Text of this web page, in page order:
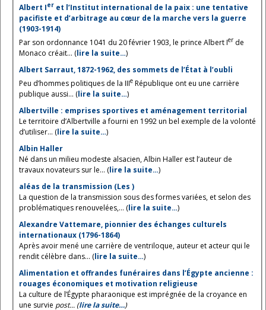
Albert Ier et l’Institut international de la paix : une tentative
pacifiste et d’arbitrage au cœur de la marche vers la guerre
(1903-1914)
Par son ordonnance 1041 du 20 février 1903, le prince Albert Ierde
Monaco créait... (lire la suite…)
Albert Sarraut, 1872-1962, des sommets de l’État à l’oubli
Peu d’hommes politiques de la IIIe République ont eu une carrière
publique aussi... (lire la suite…)
Albertville : emprises sportives et aménagement territorial
Le territoire d’Albertville a fourni en 1992 un bel exemple de la volonté
d’utiliser... (lire la suite…)
Albin Haller
Né dans un milieu modeste alsacien, Albin Haller est l’auteur de
travaux novateurs sur le... (lire la suite…)
aléas de la transmission (Les )
La question de la transmission sous des formes variées, et selon des
problématiques renouvelées,... (lire la suite…)
Alexandre Vattemare, pionnier des échanges culturels
internationaux (1796-1864)
Après avoir mené une carrière de ventriloque, auteur et acteur qui le
rendit célèbre dans... (lire la suite…)
Alimentation et offrandes funéraires dans l’Égypte ancienne :
rouages économiques et motivation religieuse
La culture de l’Égypte pharaonique est imprégnée de la croyance en
une survie post... (lire la suite…)